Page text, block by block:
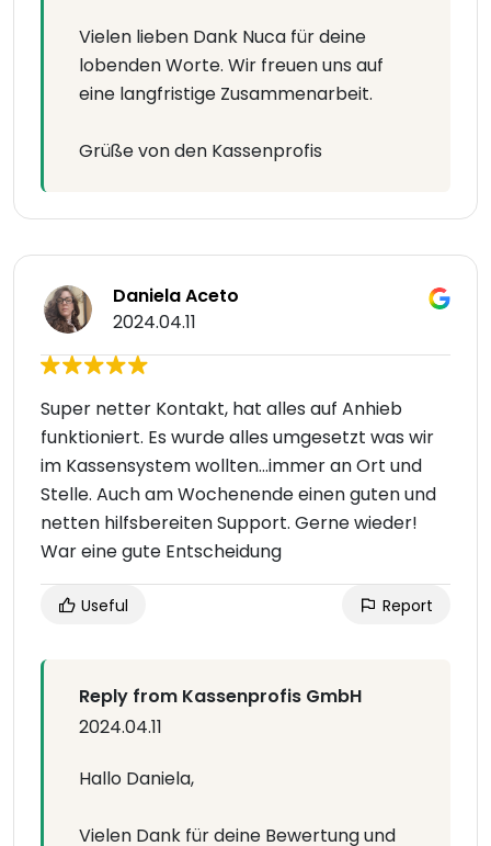
Vielen lieben Dank Nuca für deine
lobenden Worte. Wir freuen uns auf
eine langfristige Zusammenarbeit.
Grüße von den Kassenprofis
Daniela Aceto
2024.04.11
Super netter Kontakt, hat alles auf Anhieb
funktioniert. Es wurde alles umgesetzt was wir
im Kassensystem wollten...immer an Ort und
Stelle. Auch am Wochenende einen guten und
netten hilfsbereiten Support. Gerne wieder!
War eine gute Entscheidung
Useful Report
Reply from Kassenprofis GmbH
2024.04.11
Hallo Daniela,
Vielen Dank für deine Bewertung und